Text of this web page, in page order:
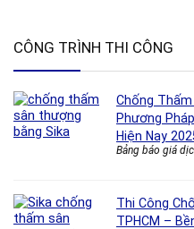
CÔNG TRÌNH THI CÔNG
Chống
Phương
Hiện Nay
Bảng báo giá
Thi Công
TPHCM –